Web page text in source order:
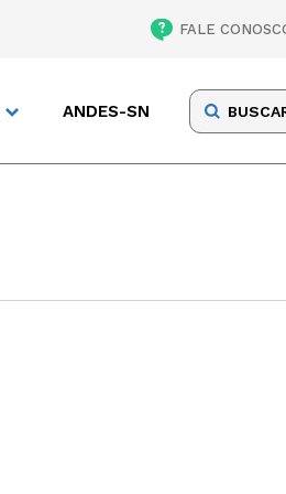
FALE
ANDES-SN